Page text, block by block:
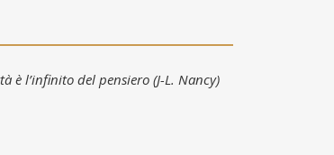
è l’infinito del pensiero (J-L. Nancy)